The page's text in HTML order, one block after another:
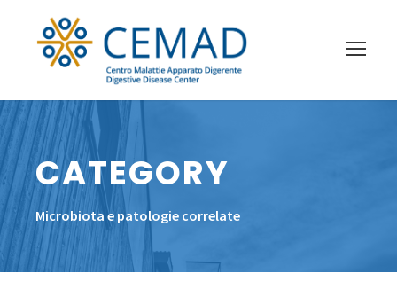
CATEGORY
Microbiota e patologie correlate